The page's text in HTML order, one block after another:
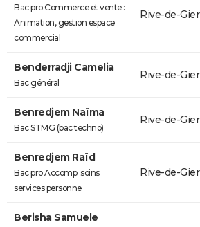
Bac pro Commerce et vente :
Animation, gestion espace
commercial
Rive-de-Gier
Benderradji Camelia
Bac général
Rive-de-Gier
Benredjem Naïma
Bac STMG (bac techno)
Rive-de-Gier
Benredjem Raïd
Bac pro Accomp. soins
services personne
Rive-de-Gier
Berisha Samuele